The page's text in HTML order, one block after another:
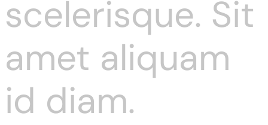
scelerisque. Sit
amet aliquam
id diam.